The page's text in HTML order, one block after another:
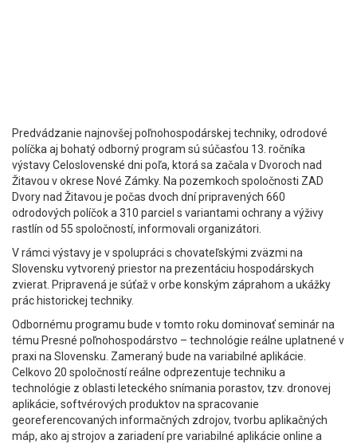
Predvádzanie najnovšej poľnohospodárskej techniky, odrodové
políčka aj bohatý odborný program sú súčasťou 13. ročníka
výstavy Celoslovenské dni poľa, ktorá sa začala v Dvoroch nad
Žitavou v okrese Nové Zámky. Na pozemkoch spoločnosti ZAD
Dvory nad Žitavou je počas dvoch dní pripravených 660
odrodových políčok a 310 parciel s variantami ochrany a výživy
rastlín od 55 spoločností, informovali organizátori.
V rámci výstavy je v spolupráci s chovateľskými zväzmi na
Slovensku vytvorený priestor na prezentáciu hospodárskych
zvierat. Pripravená je súťaž v orbe konským záprahom a ukážky
prác historickej techniky.
Odbornému programu bude v tomto roku dominovať seminár na
tému Presné poľnohospodárstvo – technológie reálne uplatnené v
praxi na Slovensku. Zameraný bude na variabilné aplikácie.
Celkovo 20 spoločností reálne odprezentuje techniku a
technológie z oblasti leteckého snímania porastov, tzv. dronovej
aplikácie, softvérových produktov na spracovanie
georeferencovaných informačných zdrojov, tvorbu aplikačných
máp, ako aj strojov a zariadení pre variabilné aplikácie online a